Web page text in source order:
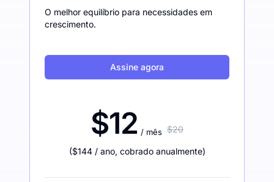
O melhor equilíbrio para necessidades em
crescimento.
Assine agora
$12 / mês $20
($144 / ano, cobrado anualmente)